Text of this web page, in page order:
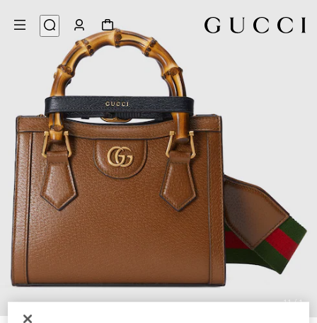
1
/
11